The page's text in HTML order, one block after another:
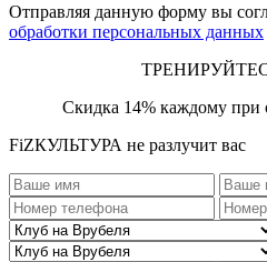
Отправляя данную форму вы
обработки персональных данных
Скидка 14% каждому при
FiZКУЛЬТУРА не разлучит вас